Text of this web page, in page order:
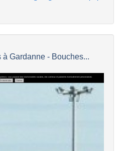
Gardanne - Bouches...